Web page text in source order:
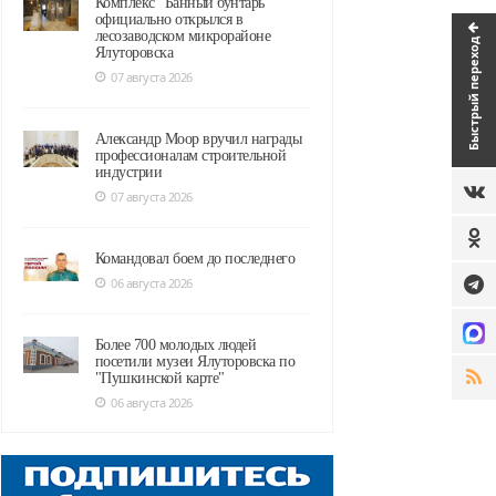
Быстрый переход
официально открылся в
лесозаводском микрорайоне
Ялуторовска
07 августа 2026
Александр Моор вручил награды
профессионалам строительной
индустрии
07 августа 2026
Командовал боем до последнего
06 августа 2026
Более 700 молодых людей
посетили музеи Ялуторовска по
"Пушкинской карте"
06 августа 2026